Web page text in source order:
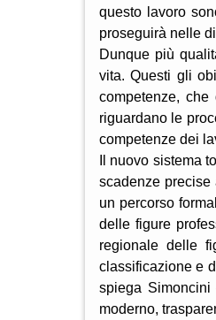
questo lavoro
proseguirà nelle
Dunque più
vita. Questi gli
competenze,
riguardano le
competenze dei
Il nuovo sistema
scadenze precise
un percorso
delle figure
regionale delle
classificazione e
spiega
moderno,